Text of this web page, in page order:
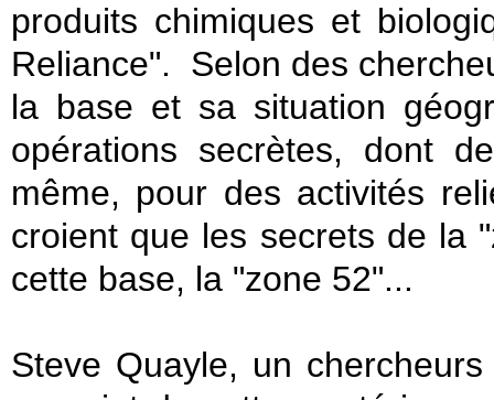
produits chimiques et
Reliance". Selon des
la base et sa situation
opérations secrètes, dont
même, pour des activités
croient que les secrets de la
cette base, la "zone 52"...
Steve Quayle, un